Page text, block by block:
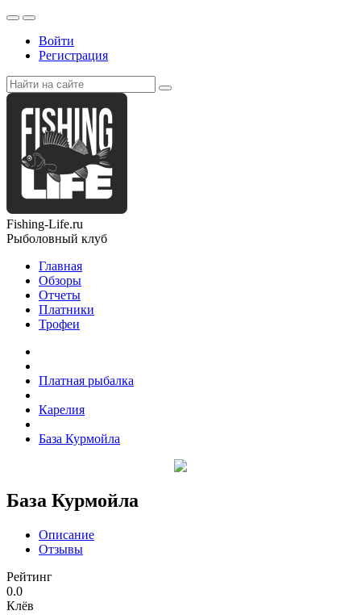
Войти
Регистрация
Fishing-Life.ru
Рыболовный клуб
Главная
Обзоры
Отчеты
Платники
Трофеи
Платная рыбалка
Карелия
База Курмойла
База Курмойла
Описание
Отзывы
Рейтинг
0.0
Клёв